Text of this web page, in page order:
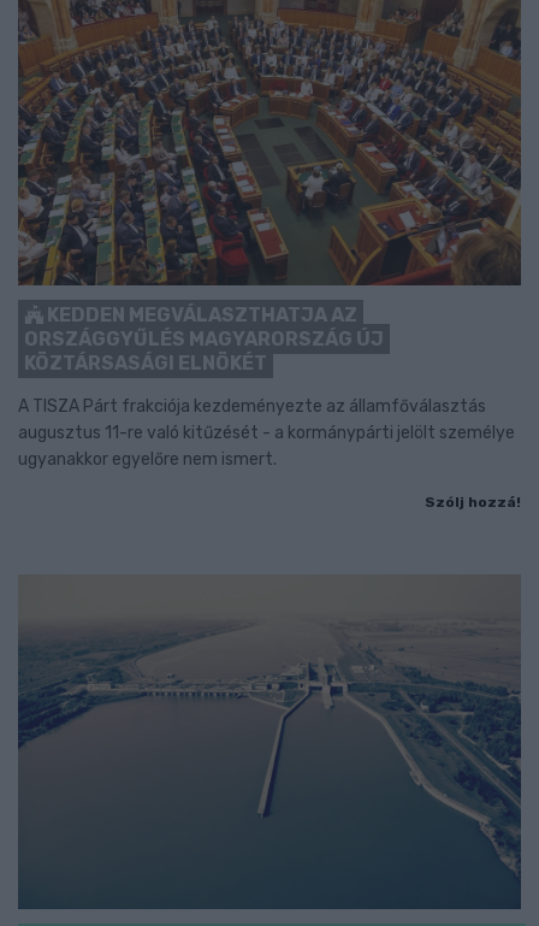
KEDDEN MEGVÁLASZTHATJA AZ
ORSZÁGGYŰLÉS MAGYARORSZÁG ÚJ
KÖZTÁRSASÁGI ELNÖKÉT
A TISZA Párt frakciója kezdeményezte az államfőválasztás
augusztus 11-re való kitűzését - a kormánypárti jelölt személye
ugyanakkor egyelőre nem ismert.
Szólj hozzá!